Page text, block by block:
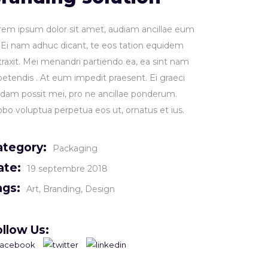
ipsum dolor sit amet, audiam ancillae eum
nam adhuc dicant, te eos tation equidem
Mei menandri partiendo ea, ea sint nam
. At eum impedit praesent. Ei graeci
possit mei, pro ne ancillae ponderum.
voluptua perpetua eos ut, ornatus et ius.
Packaging
19 septembre 2018
Art Branding Design
Us: